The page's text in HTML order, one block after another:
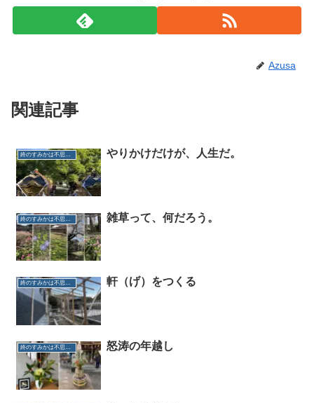
Azusa
関連記事
終のすみかは不思議だらけ やりかけだけが、人生だ。
雑草って、何だろう。
終のすみかは不思議だらけ 軒（げ）をつくる
終のすみかは不思議だらけ 怒涛の年越し